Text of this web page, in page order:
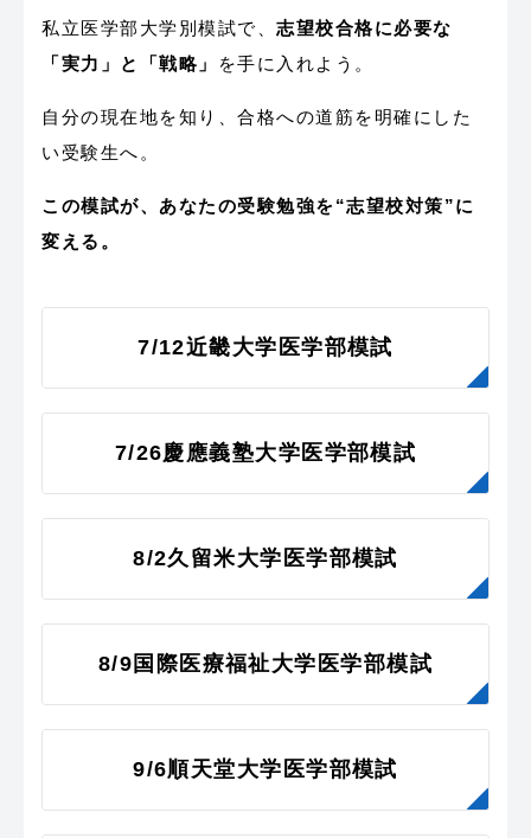
私立医学部大学別模試で、 志望校合格に必要な
「実力」と「戦略」
を手に入れよう。
自分の現在地を知り、合格への道筋を明確にした
い受験生へ。
この模試が、あなたの受験勉強を“志望校対策”に
変える。
7/12近畿大学医学部模試
7/26慶應義塾大学医学部模試
8/2久留米大学医学部模試
8/9国際医療福祉大学医学部模試
9/6順天堂大学医学部模試